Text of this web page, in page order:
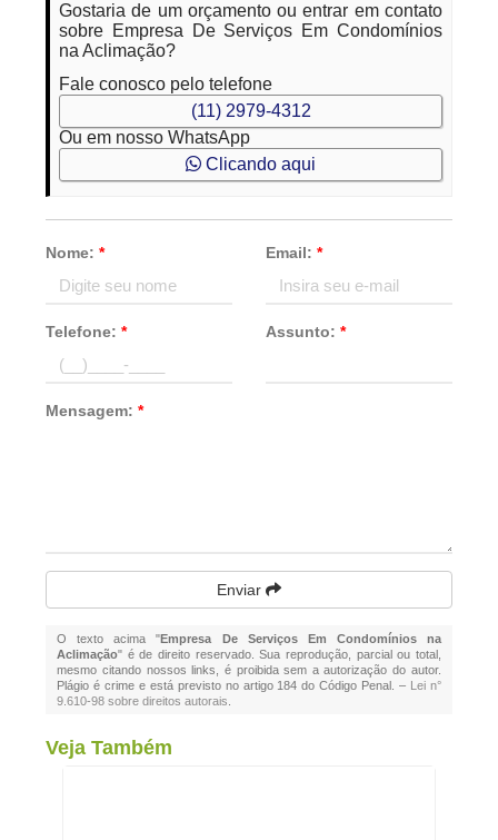
Gostaria de um orçamento ou entrar em contato
sobre Empresa De Serviços Em Condomínios
na Aclimação?
Fale conosco pelo telefone
(11) 2979-4312
Ou em nosso WhatsApp
Clicando aqui
Nome:* Email: *
Telefone:* Assunto: *
Mensagem:*
Enviar
O texto acima "Empresa De Serviços Em Condomínios na
Aclimação" é de direito reservado. Sua reprodução, parcial ou total,
mesmo citando nossos links, é proibida sem a autorização do autor.
Plágio é crime e está previsto no artigo 184 do Código Penal. – Lei n°
9.610-98 sobre direitos autorais
Veja Também